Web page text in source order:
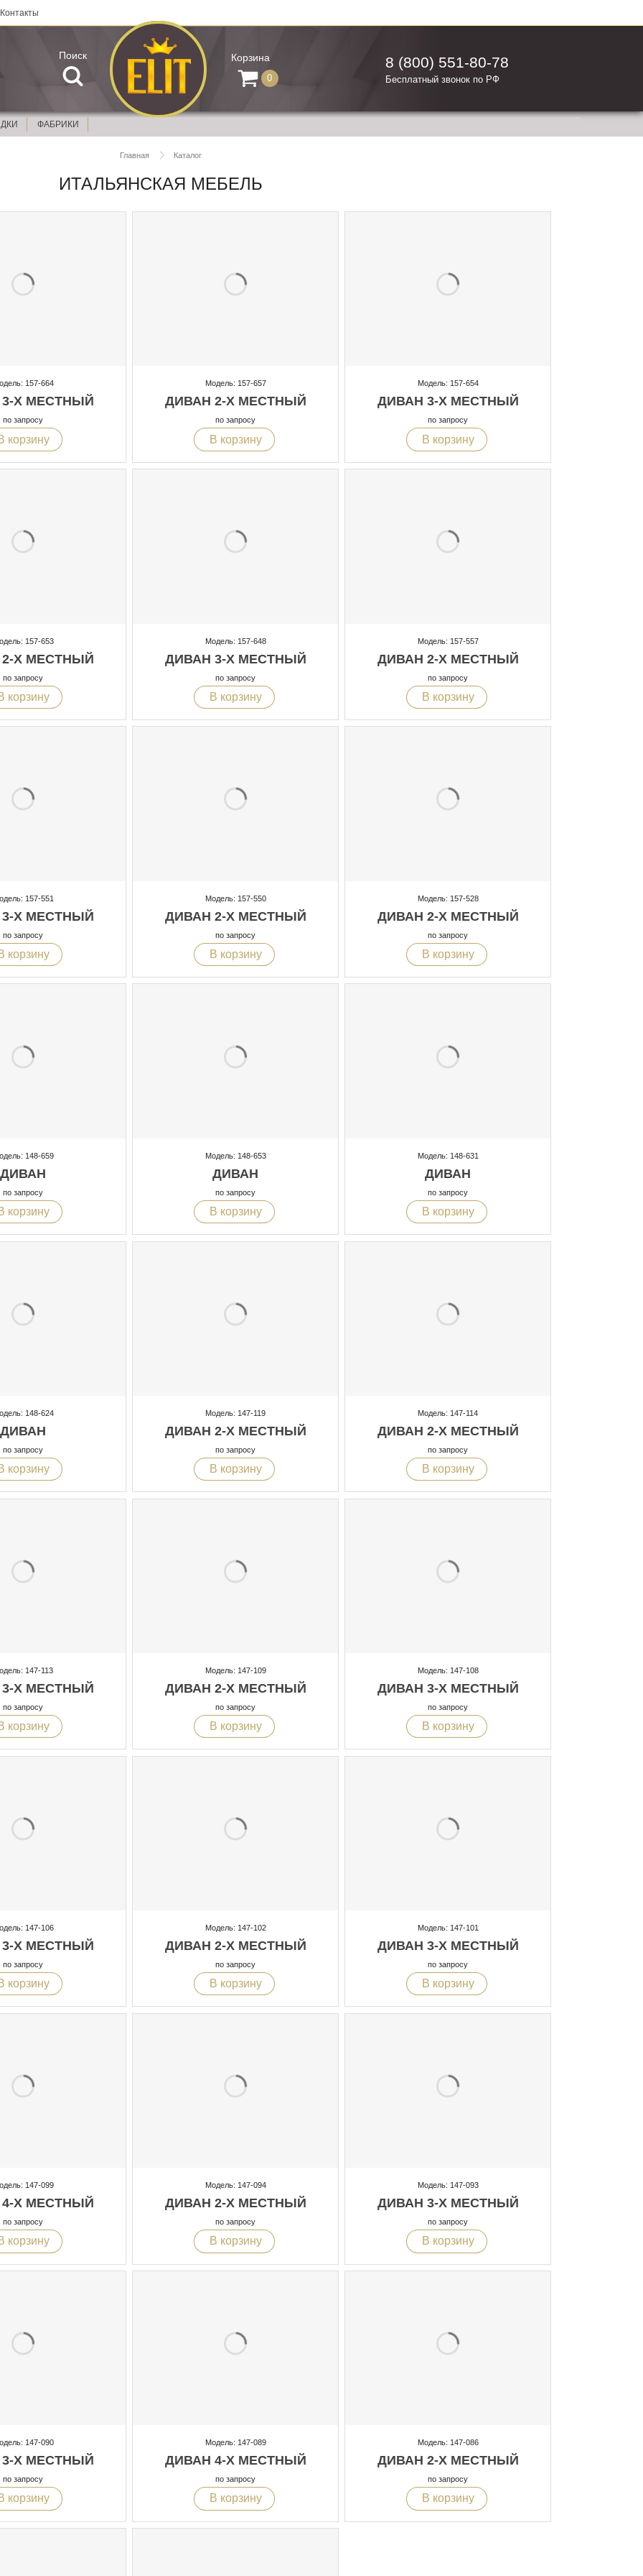
Контакты
Поиск Корзина
0
8 (800) 551-80-78
Бесплатный звонок по РФ
ФАБРИКИ
Главная Каталог
ИТАЛЬЯНСКАЯ МЕБЕЛЬ
157-664
Х МЕСТНЫЙ
по запросу
корзину
Модель: 157-657
ДИВАН 2-Х МЕСТНЫЙ
по запросу
В корзину
Модель: 157-654
ДИВАН 3-Х МЕСТНЫЙ
по запросу
В корзину
157-653
Х МЕСТНЫЙ
по запросу
корзину
Модель: 157-648
ДИВАН 3-Х МЕСТНЫЙ
по запросу
В корзину
Модель: 157-557
ДИВАН 2-Х МЕСТНЫЙ
по запросу
В корзину
157-551
Х МЕСТНЫЙ
по запросу
корзину
Модель: 157-550
ДИВАН 2-Х МЕСТНЫЙ
по запросу
В корзину
Модель: 157-528
ДИВАН 2-Х МЕСТНЫЙ
по запросу
В корзину
148-659
ДИВАН
по запросу
корзину
Модель: 148-653
ДИВАН
по запросу
В корзину
Модель: 148-631
ДИВАН
по запросу
В корзину
148-624
ДИВАН
по запросу
корзину
Модель: 147-119
ДИВАН 2-Х МЕСТНЫЙ
по запросу
В корзину
Модель: 147-114
ДИВАН 2-Х МЕСТНЫЙ
по запросу
В корзину
147-113
Х МЕСТНЫЙ
по запросу
корзину
Модель: 147-109
ДИВАН 2-Х МЕСТНЫЙ
по запросу
В корзину
Модель: 147-108
ДИВАН 3-Х МЕСТНЫЙ
по запросу
В корзину
147-106
Х МЕСТНЫЙ
по запросу
корзину
Модель: 147-102
ДИВАН 2-Х МЕСТНЫЙ
по запросу
В корзину
Модель: 147-101
ДИВАН 3-Х МЕСТНЫЙ
по запросу
В корзину
147-099
Х МЕСТНЫЙ
по запросу
корзину
Модель: 147-094
ДИВАН 2-Х МЕСТНЫЙ
по запросу
В корзину
Модель: 147-093
ДИВАН 3-Х МЕСТНЫЙ
по запросу
В корзину
147-090
Х МЕСТНЫЙ
по запросу
корзину
Модель: 147-089
ДИВАН 4-Х МЕСТНЫЙ
по запросу
В корзину
Модель: 147-086
ДИВАН 2-Х МЕСТНЫЙ
по запросу
В корзину